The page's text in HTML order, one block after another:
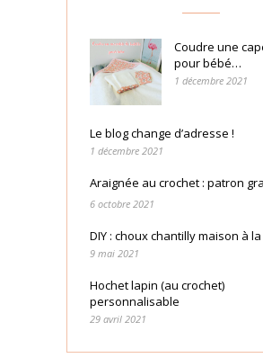
Coudre une
pour bébé…
1 décembre 2021
Le blog change d’adresse !
1 décembre 2021
Araignée au crochet : patron
6 octobre 2021
DIY : choux chantilly maison à
9 mai 2021
Hochet lapin (au crochet)
personnalisable
29 avril 2021